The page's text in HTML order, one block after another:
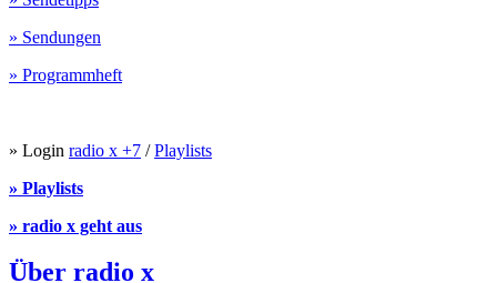
» Sendungen
» Programmheft
» Login radio x +7 /Playlists
» Playlists
» radio x geht aus
Über radio x